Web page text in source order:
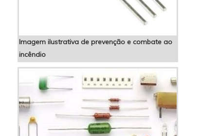
Imagem ilustrativa de prevenção e combate ao
incêndio